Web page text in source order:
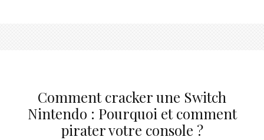
Comment cracker une Switch
Nintendo : Pourquoi et comment
pirater votre console ?